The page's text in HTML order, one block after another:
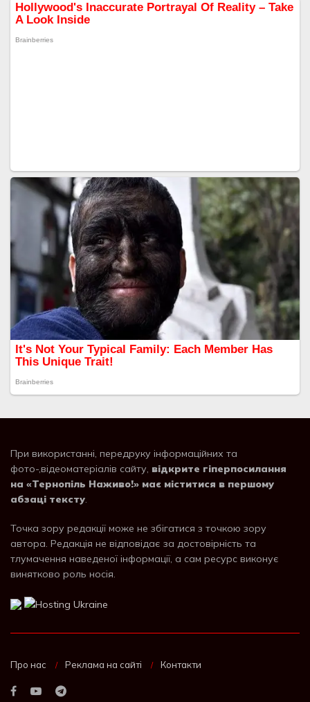
При використанні, передруку інформаційних та
фото-,відеоматеріалів сайту, відкрите гіперпосилання
на «Тернопіль Наживо!» має міститися в першому
абзаці тексту.
Точка зору редакції може не збігатися з точкою зору
автора. Редакція не відповідає за достовірність та
тлумачення наведеної інформації, а сам ресурс виконує
винятково роль носія.
Про нас Реклама на сайті Контакти